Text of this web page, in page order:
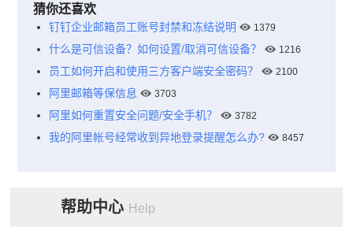
猜你还喜欢
钉钉企业邮箱员工账号封禁和冻结说明 1379
什么是可信设备？如何设置/取消可信设备？ 1216
员工如何开启和使用三方客户端安全密码？ 2100
阿里邮箱等保信息 3703
阿里如何重置安全问题/安全手机？ 3782
我的阿里帐号经常收到异地登录提醒怎么办? 8457
帮助中心 Help